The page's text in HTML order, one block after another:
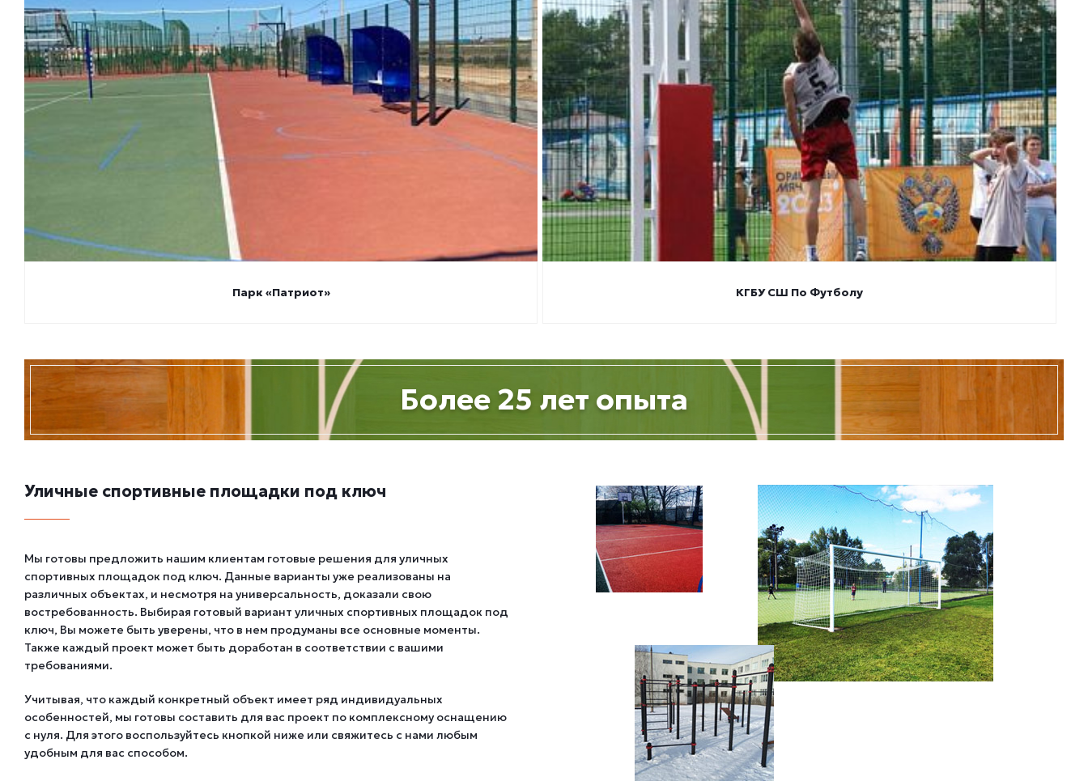
Парк «Патриот» КГБУ СШ По Футболу
Более 25 лет опыта
Уличные спортивные площадки под ключ
Мы готовы предложить нашим клиентам готовые решения для уличных
спортивных площадок под ключ. Данные варианты уже реализованы на
различных объектах, и несмотря на универсальность, доказали свою
востребованность. Выбирая готовый вариант уличных спортивных площадок под
ключ, Вы можете быть уверены, что в нем продуманы все основные моменты.
Также каждый проект может быть доработан в соответствии с вашими
требованиями.
Учитывая, что каждый конкретный объект имеет ряд индивидуальных
особенностей, мы готовы составить для вас проект по комплексному оснащению
с нуля. Для этого воспользуйтесь кнопкой ниже или свяжитесь с нами любым
удобным для вас способом.